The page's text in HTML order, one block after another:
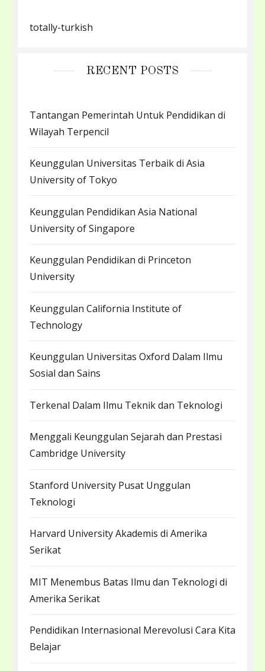
totally-turkish
RECENT POSTS
Tantangan Pemerintah Untuk Pendidikan di
Wilayah Terpencil
Keunggulan Universitas Terbaik di Asia
University of Tokyo
Keunggulan Pendidikan Asia National
University of Singapore
Keunggulan Pendidikan di Princeton
University
Keunggulan California Institute of
Technology
Keunggulan Universitas Oxford Dalam Ilmu
Sosial dan Sains
Terkenal Dalam Ilmu Teknik dan Teknologi
Menggali Keunggulan Sejarah dan Prestasi
Cambridge University
Stanford University Pusat Unggulan
Teknologi
Harvard University Akademis di Amerika
Serikat
MIT Menembus Batas Ilmu dan Teknologi di
Amerika Serikat
Pendidikan Internasional Merevolusi Cara Kita
Belajar